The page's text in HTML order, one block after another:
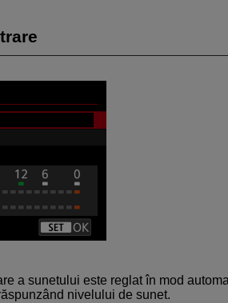
a sunetului este reglat în mod
nivelului de sunet.